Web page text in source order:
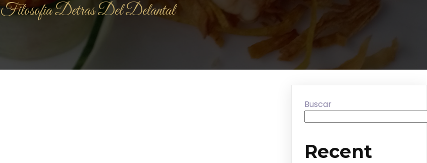
Filosofia Detras Del Delantal
Buscar
Recent